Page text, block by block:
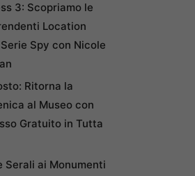
3: Scopriamo le
Location
Spy con Nicole
Ritorna la
al Museo con
Gratuito in Tutta
Serali ai Monumenti